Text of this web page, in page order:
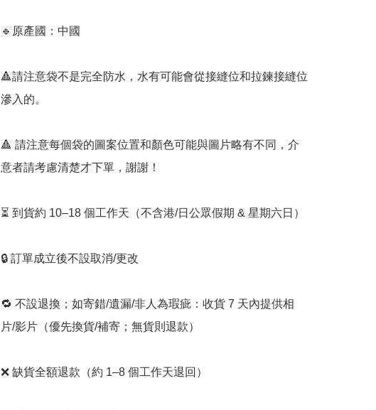
🔹原產國：中國
🔺請注意袋不是完全防水，水有可能會從接縫位和拉鍊接縫位
滲入的。
🔺 請注意每個袋的圖案位置和顏色可能與圖片略有不同，介
意者請考慮清楚才下單，謝謝！
⏳ 到貨約 10–18 個工作天（不含港/日公眾假期 & 星期六日）
🔒 訂單成立後不設取消/更改
🔁 不設退換；如寄錯/遺漏/非人為瑕疵：收貨 7 天內提供相
片/影片（優先換貨/補寄；無貨則退款）
❌ 缺貨全額退款（約 1–8 個工作天退回）